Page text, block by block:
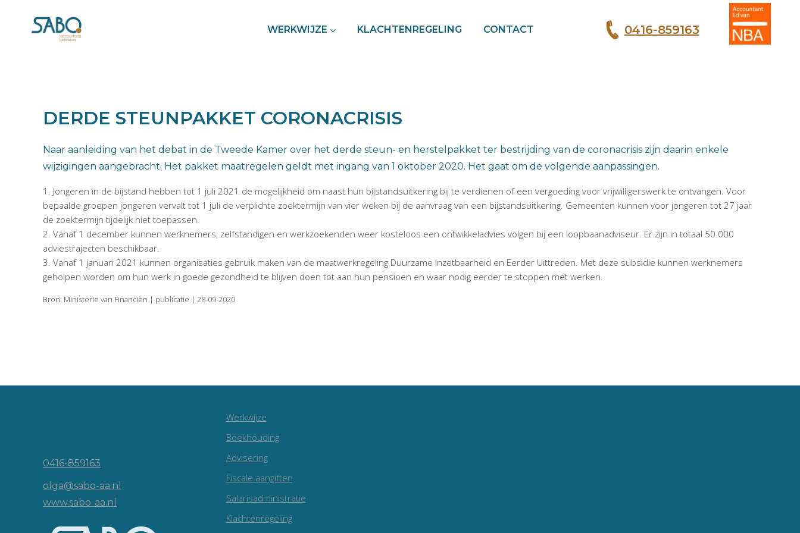
WERKWIJZE KLACHTENREGELING CONTACT 0416-859163
DERDE STEUNPAKKET CORONACRISIS
Naar aanleiding van het debat in de Tweede Kamer over het derde steun- en herstelpakket ter bestrijding van de coronacrisis zijn daarin enkele
wijzigingen aangebracht. Het pakket maatregelen geldt met ingang van 1 oktober 2020. Het gaat om de volgende aanpassingen.
Jongeren in de bijstand hebben tot 1 juli 2021 de mogelijkheid om naast hun bijstandsuitkering bij te verdienen of een vergoeding voor vrijwilligerswerk te ontvangen. Voor
bepaalde groepen jongeren vervalt tot 1 juli de verplichte zoektermijn van vier weken bij de aanvraag van een bijstandsuitkering. Gemeenten kunnen voor jongeren tot 27 jaar
de zoektermijn tijdelijk niet toepassen.
Vanaf 1 december kunnen werknemers, zelfstandigen en werkzoekenden weer kosteloos een ontwikkeladvies volgen bij een loopbaanadviseur. Er zijn in totaal 50.000
adviestrajecten beschikbaar.
Vanaf 1 januari 2021 kunnen organisaties gebruik maken van de maatwerkregeling Duurzame Inzetbaarheid en Eerder Uittreden. Met deze subsidie kunnen werknemers
geholpen worden om hun werk in goede gezondheid te blijven doen tot aan hun pensioen en waar nodig eerder te stoppen met werken.
Bron: Ministerie van Financiën | publicatie | 28-09-2020
0416-859163
olga@sabo-aa.nl
www.sabo-aa.nl
Werkwijze
Boekhouding
Advisering
Fiscale aangiften
Salarisadministratie
Klachtenregeling